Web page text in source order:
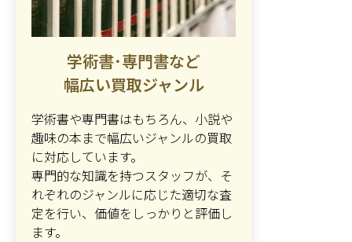
学術書･専門書など
幅広い買取ジャンル
学術書や専門書はもちろん、小説や
趣味の本まで幅広いジャンルの買取
に対応しています。
専門的な知識を持つスタッフが、そ
れぞれのジャンルに応じた適切な査
定を行い、価値をしっかりと評価し
ます。